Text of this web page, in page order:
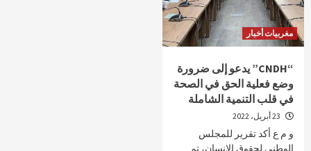
مغربيات أخبار
“CNDH” يدعو إلى ضرورة
وضع فعلية الحق في الصحة
في قلب التنمية الشاملة
و م ع أكد تقرير للمجلس
الوطني لحقوق الإنسان، تم